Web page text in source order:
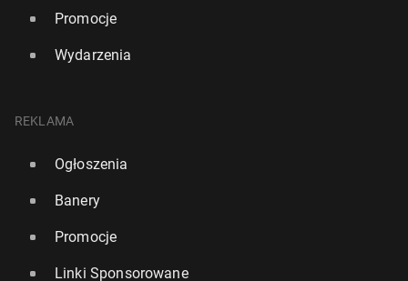
Promocje
Wydarzenia
REKLAMA
Ogłoszenia
Banery
Promocje
Linki Sponsorowane